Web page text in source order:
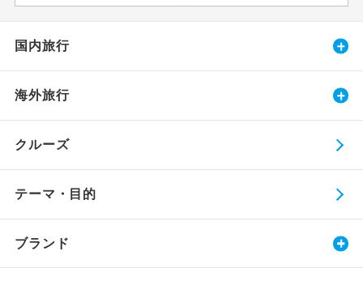
国内旅行
海外旅行
クルーズ
テーマ・目的
ブランド